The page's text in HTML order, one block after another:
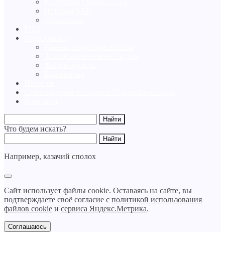
Что будем искать?
Например, казачий сполох
Сайт использует файлы cookie. Оставаясь на сайте, вы
подтверждаете своё согласие с политикой использования
файлов cookie и сервиса Яндекс.Метрика.
Соглашаюсь